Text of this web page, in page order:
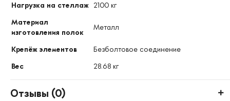
Нагрузка на стеллаж 2100 кг
Материал
изготовления полок
Металл
Крепёж элементов
Безболтовое соединение
Вес
28.68 кг
Отзывы (0)